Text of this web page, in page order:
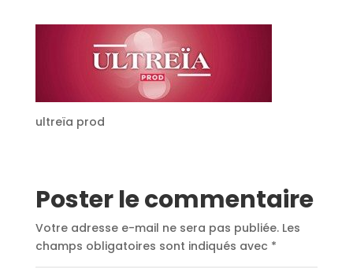
ultreïa prod
Poster le commentaire
Votre adresse e-mail ne sera pas publiée. Les
champs obligatoires sont indiqués avec *